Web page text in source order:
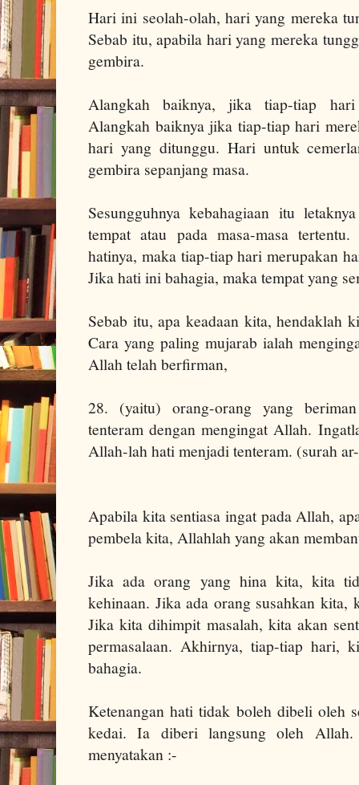
Hari ini seolah-olah, hari yang mereka
Sebab itu, apabila hari yang mereka
gembira.
Alangkah baiknya, jika tiap-tiap
Alangkah baiknya jika tiap-tiap hari
hari yang ditunggu. Hari untuk
gembira sepanjang masa.
Sesungguhnya kebahagiaan itu
tempat atau pada masa-masa
hatinya, maka tiap-tiap hari merupakan
Jika hati ini bahagia, maka tempat yang
Sebab itu, apa keadaan kita, hendaklah
Cara yang paling mujarab ialah
Allah telah berfirman,
28. (yaitu) orang-orang yang
tenteram dengan mengingat Allah.
Allah-lah hati menjadi tenteram. (surah
Apabila kita sentiasa ingat pada Allah,
pembela kita, Allahlah yang akan
Jika ada orang yang hina kita, kita
kehinaan. Jika ada orang susahkan kita,
Jika kita dihimpit masalah, kita akan
permasalaan. Akhirnya, tiap-tiap hari,
bahagia.
Ketenangan hati tidak boleh dibeli oleh
kedai. Ia diberi langsung oleh
menyatakan :-